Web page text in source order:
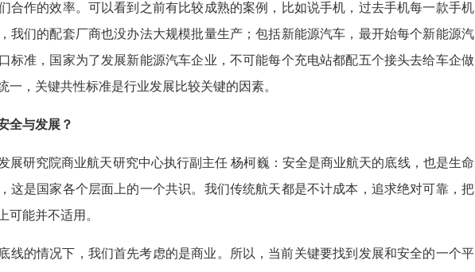
合作的效率。可以看到之前有比较成熟的案例，比如说手机，过去手机每一款手机
我们的配套厂商也没办法大规模批量生产；包括新能源汽车，最开始每个新能源汽
标准，国家为了发展新能源汽车企业，不可能每个充电站都配五个接头去给车企做
一，关键共性标准是行业发展比较关键的因素。
全与发展？
展研究院商业航天研究中心执行副主任 杨柯巍：安全是商业航天的底线，也是生命
这是国家各个层面上的一个共识。我们传统航天都是不计成本，追求绝对可靠，把
可能并不适用。
线的情况下，我们首先考虑的是商业。所以，当前关键要找到发展和安全的一个平